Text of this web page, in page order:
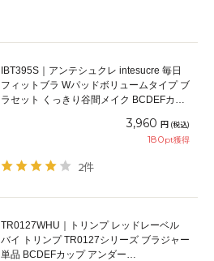
IBT395S｜アンテシュクレ intesucre 毎日
フィットブラ Wパッドボリュームタイプ ブ
ラセット くっきり谷間メイク BCDEFカッ
3,960 円 (税込)
180pt獲得
2件
TR0127WHU｜トリンプ レッドレーベル
バイ トリンプ TR0127シリーズ ブラジャー
単品 BCDEFカップ アンダー